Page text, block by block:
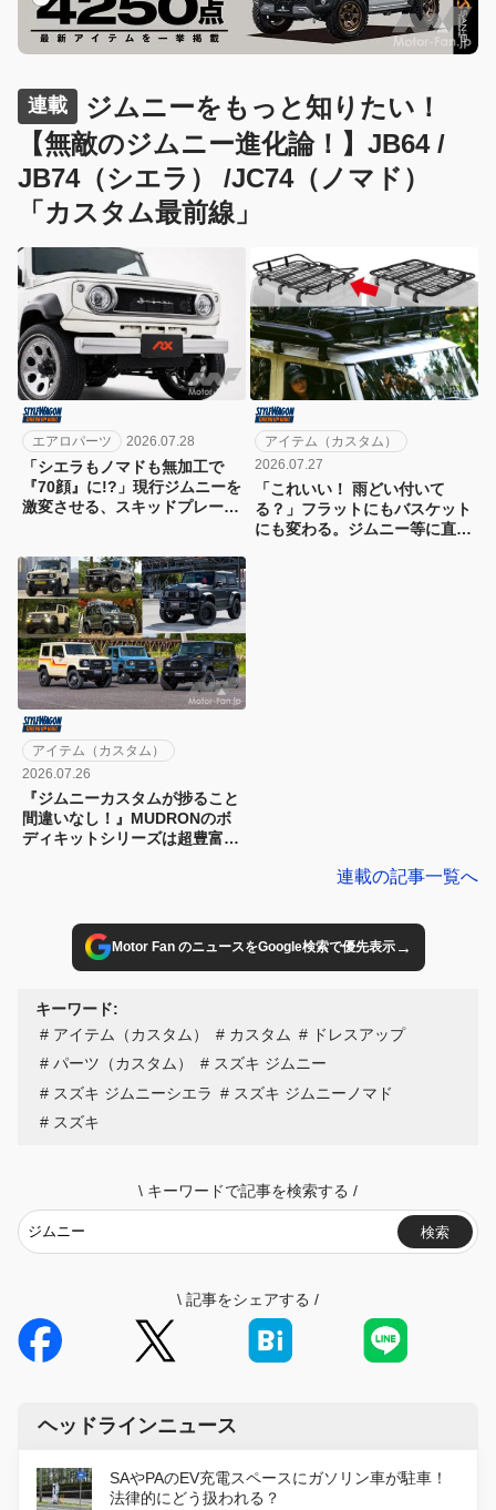
連載
ジムニーをもっと知りたい！
【無敵のジムニー進化論！】JB64 /
JB74（シエラ） /JC74（ノマド）
「カスタム最前線」
エアロパーツ 2026.07.28
「シエラもノマドも無加工で
『70顔』に!?」現行ジムニーを
激変させる、スキッドプレート
アイテム（カスタム）
2026.07.27
「これいい！ 雨どい付いて
る？」フラットにもバスケット
にも変わる。ジムニー等に直付
アイテム（カスタム）
2026.07.26
『ジムニーカスタムが捗ること
間違いなし！』MUDRONのボ
ディキットシリーズは超豊富な
連載の記事一覧へ
Motor Fan のニュースをGoogle検索で優先表示→
キーワード:
アイテム（カスタム）
カスタム
ドレスアップ
パーツ（カスタム）
スズキ ジムニー
スズキ ジムニーシエラ
スズキ ジムニーノマド
スズキ
\ キーワードで記事を検索する /
検索
\ 記事をシェアする /
ヘッドラインニュース
SAやPAのEV充電スペースにガソリン車が駐車！
法律的にどう扱われる？